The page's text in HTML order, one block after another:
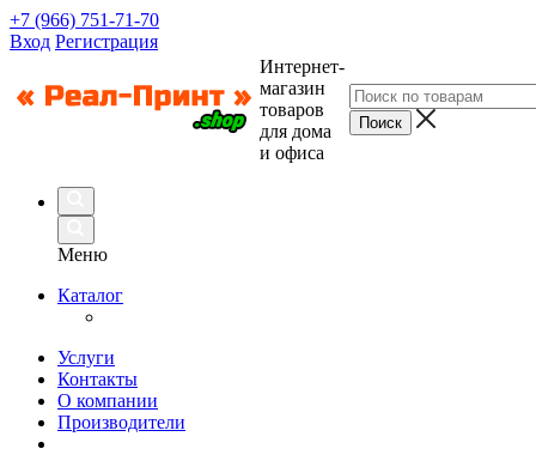
+7 (966) 751-71-70
Вход Регистрация
Интернет-
магазин
товаров
для дома
и офиса
Меню
Каталог
Услуги
Контакты
О компании
Производители